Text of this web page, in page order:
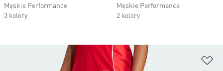
Męskie Performance
3 kolory
Męskie Performance
2 kolory